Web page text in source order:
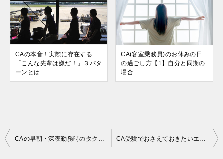
CAの本音！実際に存在する
「こんな先輩は嫌だ！」３パタ
ーンとは
CA(客室乗務員)のお休みの日
の過ごし方【1】自分と同期の
場合
投
CAの早朝・深夜勤務時のタクシー利用について CA受験でおさえておきたいエントリーシート作成の3つのポイント